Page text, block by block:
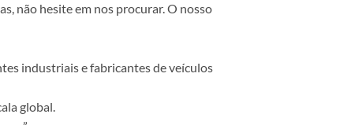
não hesite em nos procurar. O nosso
industriais e fabricantes de veículos
global.